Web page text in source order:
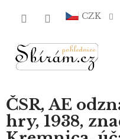
CZK
ČSR, AE
hry, 1938,